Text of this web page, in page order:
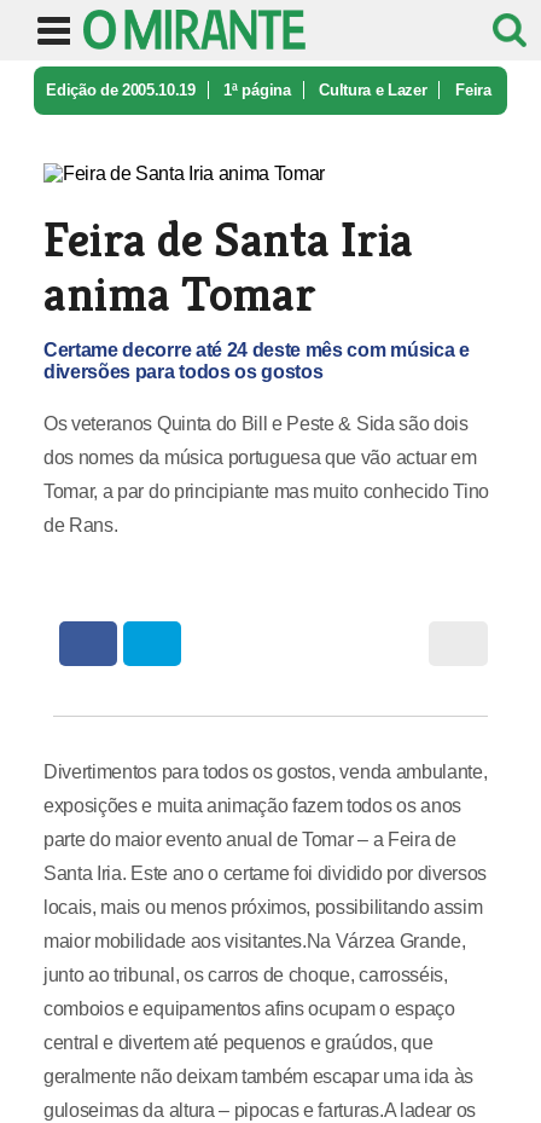
Edição de 2005.10.19 1ª página Cultura e Lazer Feira
Feira de Santa Iria
anima Tomar
Certame decorre até 24 deste mês com música e
diversões para todos os gostos
Os veteranos Quinta do Bill e Peste & Sida são dois
dos nomes da música portuguesa que vão actuar em
Tomar, a par do principiante mas muito conhecido Tino
de Rans.
Divertimentos para todos os gostos, venda ambulante,
exposições e muita animação fazem todos os anos
parte do maior evento anual de Tomar – a Feira de
Santa Iria. Este ano o certame foi dividido por diversos
locais, mais ou menos próximos, possibilitando assim
maior mobilidade aos visitantes.Na Várzea Grande,
junto ao tribunal, os carros de choque, carrosséis,
comboios e equipamentos afins ocupam o espaço
central e divertem até pequenos e graúdos, que
geralmente não deixam também escapar uma ida às
guloseimas da altura – pipocas e farturas.A ladear os